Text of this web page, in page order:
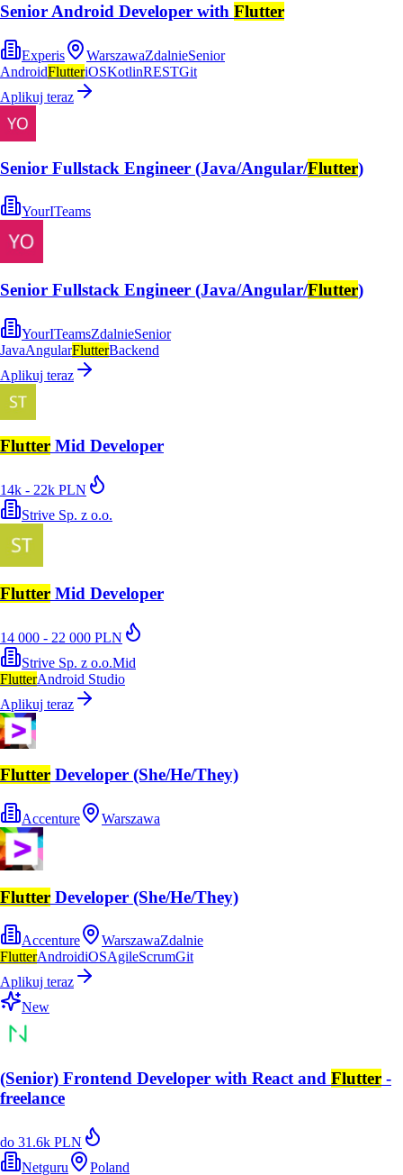
Senior Android Developer with Flutter
Experis WarszawaZdalnieSenior
AndroidFlutteriOSKotlinRESTGit
Aplikuj teraz
Senior Fullstack Engineer (Java/Angular/Flutter)
YourITeams
Senior Fullstack Engineer (Java/Angular/Flutter)
YourITeamsZdalnieSenior
JavaAngularFlutterBackend
Aplikuj teraz
Flutter Mid Developer
14k - 22k PLN
Strive Sp. z o.o.
Flutter Mid Developer
14 000 - 22 000 PLN
Strive Sp. z o.o.Mid
FlutterAndroid Studio
Aplikuj teraz
Flutter Developer (She/He/They)
Accenture Warszawa
Flutter Developer (She/He/They)
Accenture WarszawaZdalnie
FlutterAndroidiOSAgileScrumGit
Aplikuj teraz
New
(Senior) Frontend Developer with React and Flutter -
freelance
do 31.6k PLN
Netguru
Poland